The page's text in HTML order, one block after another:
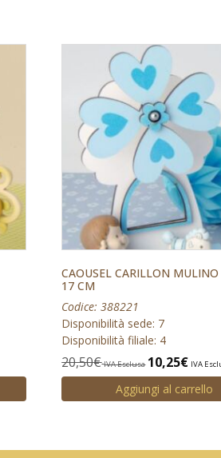
CAOUSEL CARILLON MULINO
17 CM
Codice: 388221
Disponibilità sede: 7
Disponibilità filiale: 4
20,50€ IVA Esclusa 10,25€ IVA
Aggiungi al carrello